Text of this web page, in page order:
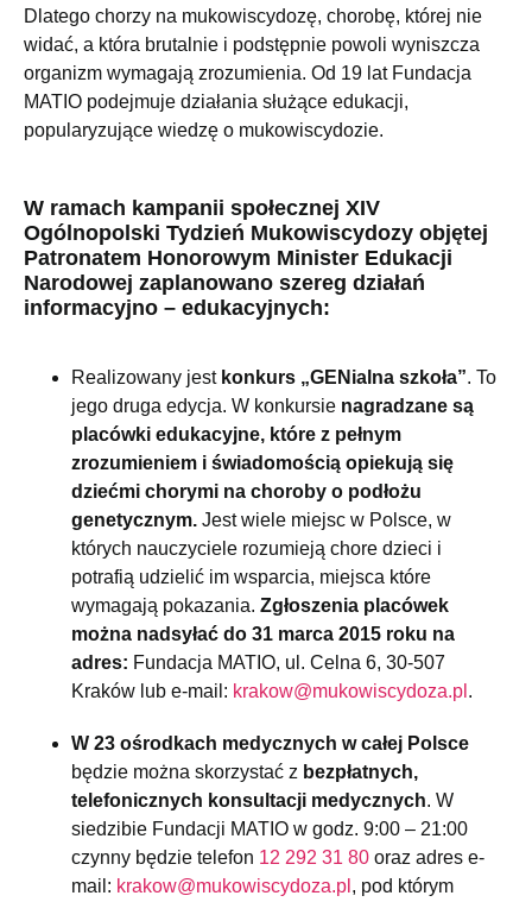
Dlatego chorzy na mukowiscydozę, chorobę, której nie
widać, a która brutalnie i podstępnie powoli wyniszcza
organizm wymagają zrozumienia. Od 19 lat Fundacja
MATIO podejmuje działania służące edukacji,
popularyzujące wiedzę o mukowiscydozie.
W ramach kampanii społecznej XIV
Ogólnopolski Tydzień Mukowiscydozy objętej
Patronatem Honorowym Minister Edukacji
Narodowej zaplanowano szereg działań
informacyjno – edukacyjnych:
Realizowany jest konkurs „GENialna szkoła”. To
jego druga edycja. W konkursie nagradzane są
placówki edukacyjne, które z pełnym
zrozumieniem i świadomością opiekują się
dziećmi chorymi na choroby o podłożu
genetycznym. Jest wiele miejsc w Polsce, w
których nauczyciele rozumieją chore dzieci i
potrafią udzielić im wsparcia, miejsca które
wymagają pokazania. Zgłoszenia placówek
można nadsyłać do 31 marca 2015 roku na
adres: Fundacja MATIO, ul. Celna 6, 30-507
Kraków lub e-mail: krakow@mukowiscydoza.pl .
W 23 ośrodkach medycznych w całej Polsce
będzie można skorzystać z bezpłatnych,
telefonicznych konsultacji medycznych. W
siedzibie Fundacji MATIO w godz. 9:00 – 21:00
czynny będzie telefon 12 292 31 80 oraz adres e-
mail: krakow@mukowiscydoza.pl , pod którym